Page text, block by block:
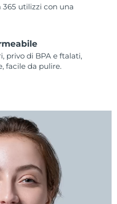
365 utilizzi con una
privo di BPA e ftalati,
facile da pulire.